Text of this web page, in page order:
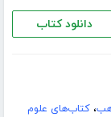
دانلود کتاب
،کتاب‌های علوم